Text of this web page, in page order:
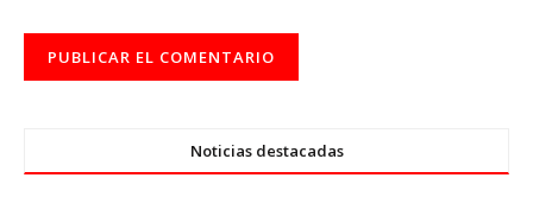
Noticias destacadas